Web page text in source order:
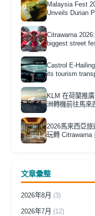
Malaysia Fest
Unveils Durian
Citrawarna
biggest street
Castrol E-
its tourism
KLM 在荷蘭推
洲轉機前往馬來
2026馬來西亞
玩轉 Citrawarna
文章彙整
2026年8月 (3)
2026年7月 (12)